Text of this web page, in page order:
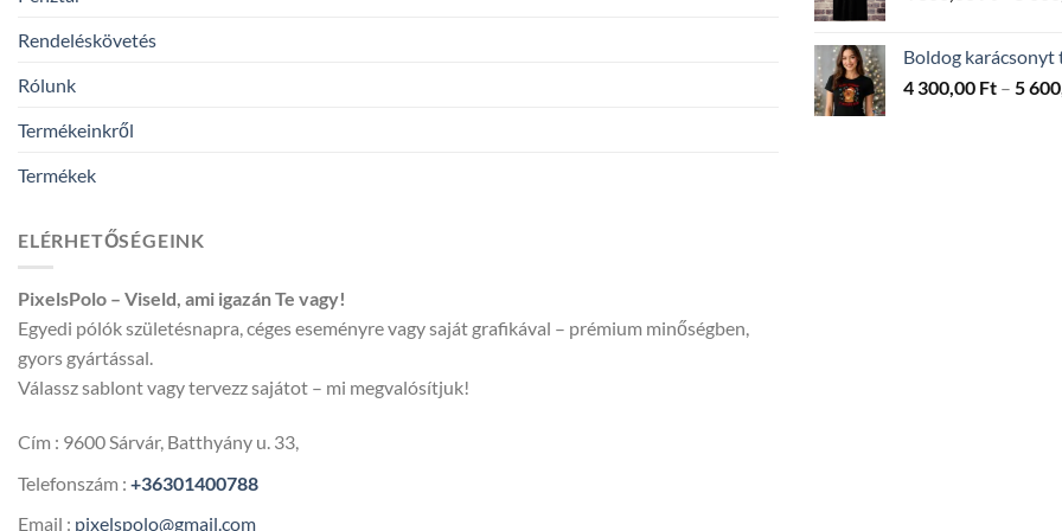
Rendeléskövetés
Rólunk
Termékeinkről
Termékek
Boldog karácsonyt
4 300,00 Ft – 5
ELÉRHETŐSÉGEINK
PixelsPolo – Viseld, ami igazán Te vagy!
Egyedi pólók születésnapra, céges eseményre vagy saját grafikával – prémium minőségben,
gyors gyártással.
Válassz sablont vagy tervezz sajátot – mi megvalósítjuk!
Cím : 9600 Sárvár, Batthyány u. 33,
Telefonszám : +36301400788
Email : pixelspolo@gmail.com